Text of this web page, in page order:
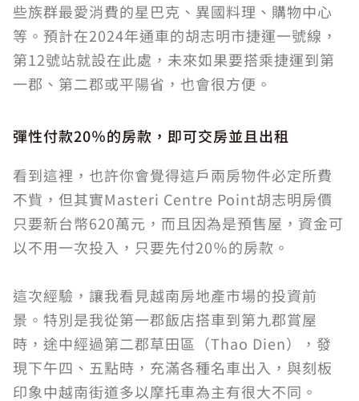
些族群最愛消費的星巴克、異國料理、購物中心
等。預計在2024年通車的胡志明市捷運一號線，
第12號站就設在此處，未來如果要搭乘捷運到第
一郡、第二郡或平陽省，也會很方便。
彈性付款20％的房款，即可交房並且出租
看到這裡，也許你會覺得這戶兩房物件必定所費
不貲，但其實Masteri Centre Point胡志明房價
只要新台幣620萬元，而且因為是預售屋，資金可
以不用一次投入，只要先付20％的房款。
這次經驗，讓我看見越南房地產市場的投資前
景。特別是我從第一郡飯店搭車到第九郡賞屋
時，途中經過第二郡草田區（Thao Dien），發
現下午四、五點時，充滿各種名車出入，與刻板
印象中越南街道多以摩托車為主有很大不同。